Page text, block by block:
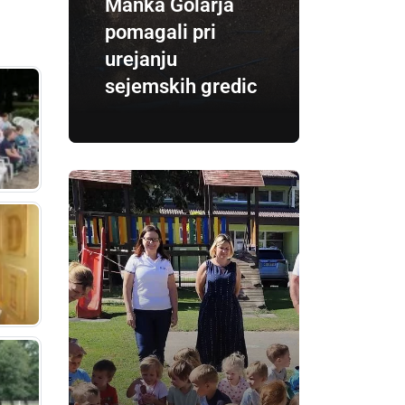
Manka Golarja
pomagali pri
urejanju
sejemskih gredic